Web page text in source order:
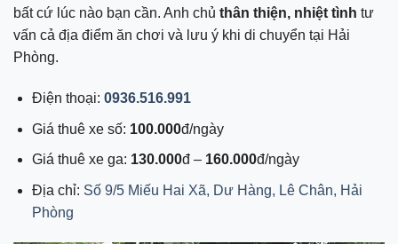
bất cứ lúc nào bạn cần. Anh chủ thân thiện, nhiệt tình tư
vấn cả địa điểm ăn chơi và lưu ý khi di chuyển tại Hải
Phòng.
Điện thoại: 0936.516.991
Giá thuê xe số: 100.000đ/ngày
Giá thuê xe ga: 130.000đ – 160.000đ/ngày
Địa chỉ: Số 9/5 Miếu Hai Xã, Dư Hàng, Lê Chân, Hải
Phòng